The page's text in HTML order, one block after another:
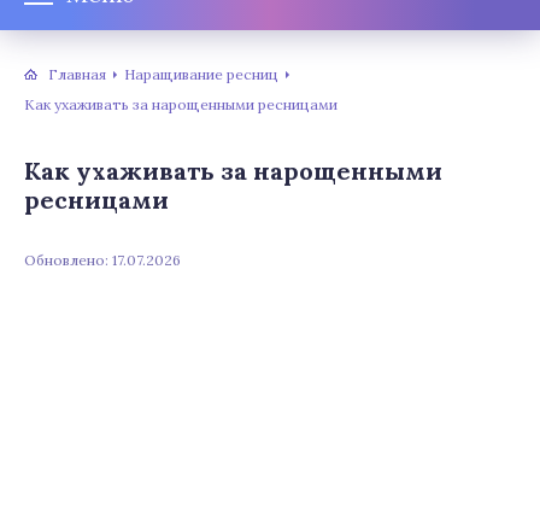
Главная
Наращивание ресниц
Как ухаживать за нарощенными ресницами
Как ухаживать за нарощенными
ресницами
Обновлено: 17.07.2026